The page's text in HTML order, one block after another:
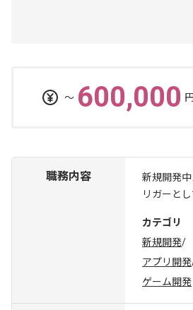
〜 600,000
職務内容
新規開発
リガーと
カテゴリ
新規開発/
アプリ開発
ゲーム開発